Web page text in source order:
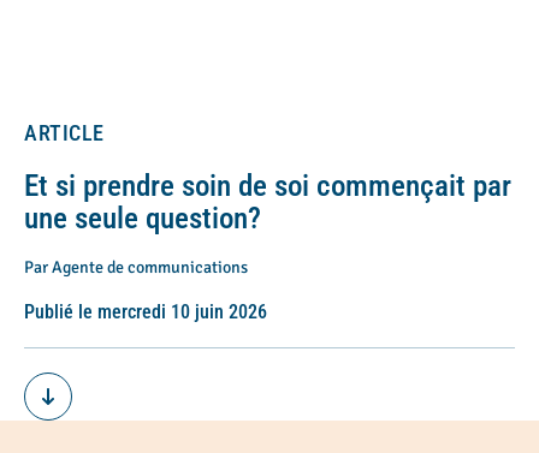
ARTICLE
Et si prendre soin de soi commençait par
une seule question?
Par Agente de communications
Publié le mercredi 10 juin 2026